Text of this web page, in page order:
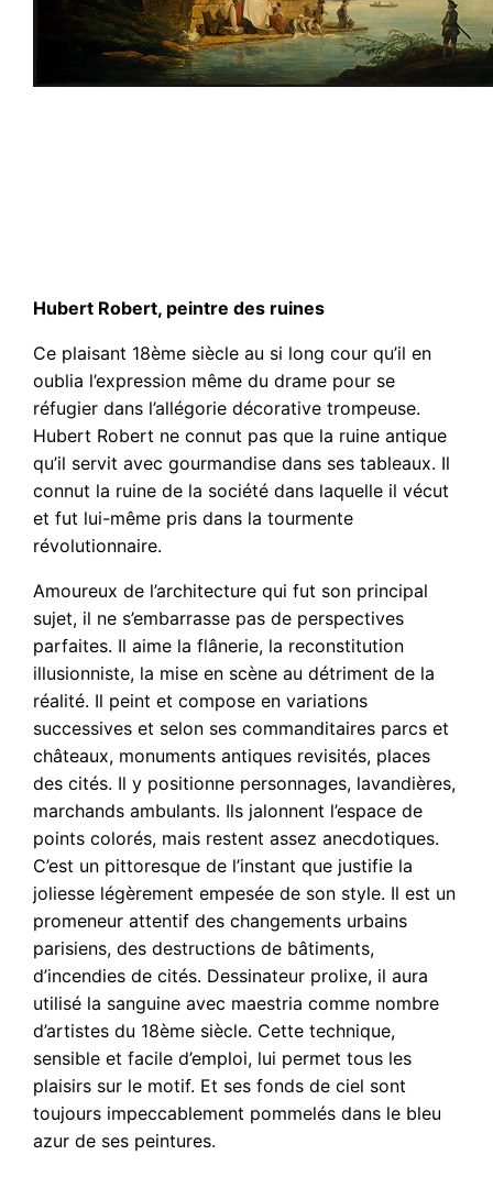
Hubert Robert, peintre des ruines
Ce plaisant 18ème siècle au si long cour qu’il en
oublia l’expression même du drame pour se
réfugier dans l’allégorie décorative trompeuse.
Hubert Robert ne connut pas que la ruine antique
qu’il servit avec gourmandise dans ses tableaux. Il
connut la ruine de la société dans laquelle il vécut
et fut lui-même pris dans la tourmente
révolutionnaire.
Amoureux de l’architecture qui fut son principal
sujet, il ne s’embarrasse pas de perspectives
parfaites. Il aime la flânerie, la reconstitution
illusionniste, la mise en scène au détriment de la
réalité. Il peint et compose en variations
successives et selon ses commanditaires parcs et
châteaux, monuments antiques revisités, places
des cités. Il y positionne personnages, lavandières,
marchands ambulants. Ils jalonnent l’espace de
points colorés, mais restent assez anecdotiques.
C’est un pittoresque de l’instant que justifie la
joliesse légèrement empesée de son style. Il est un
promeneur attentif des changements urbains
parisiens, des destructions de bâtiments,
d’incendies de cités. Dessinateur prolixe, il aura
utilisé la sanguine avec maestria comme nombre
d’artistes du 18ème siècle. Cette technique,
sensible et facile d’emploi, lui permet tous les
plaisirs sur le motif. Et ses fonds de ciel sont
toujours impeccablement pommelés dans le bleu
azur de ses peintures.